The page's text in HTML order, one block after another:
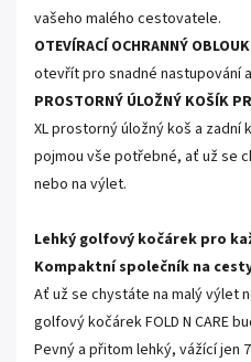
vašeho malého cestovatele.
OTEVÍRACÍ OCHRANNÝ OBLOUK
otevřít pro snadné nastupování
PROSTORNÝ ÚLOŽNÝ KOŠÍK
XL prostorný úložný koš a zadní
pojmou vše potřebné, ať už se
nebo na výlet.
Lehký golfový kočárek pro
Kompaktní společník na
Ať už se chystáte na malý výlet
golfový kočárek FOLD N CARE
Pevný a přitom lehký, vážící jen